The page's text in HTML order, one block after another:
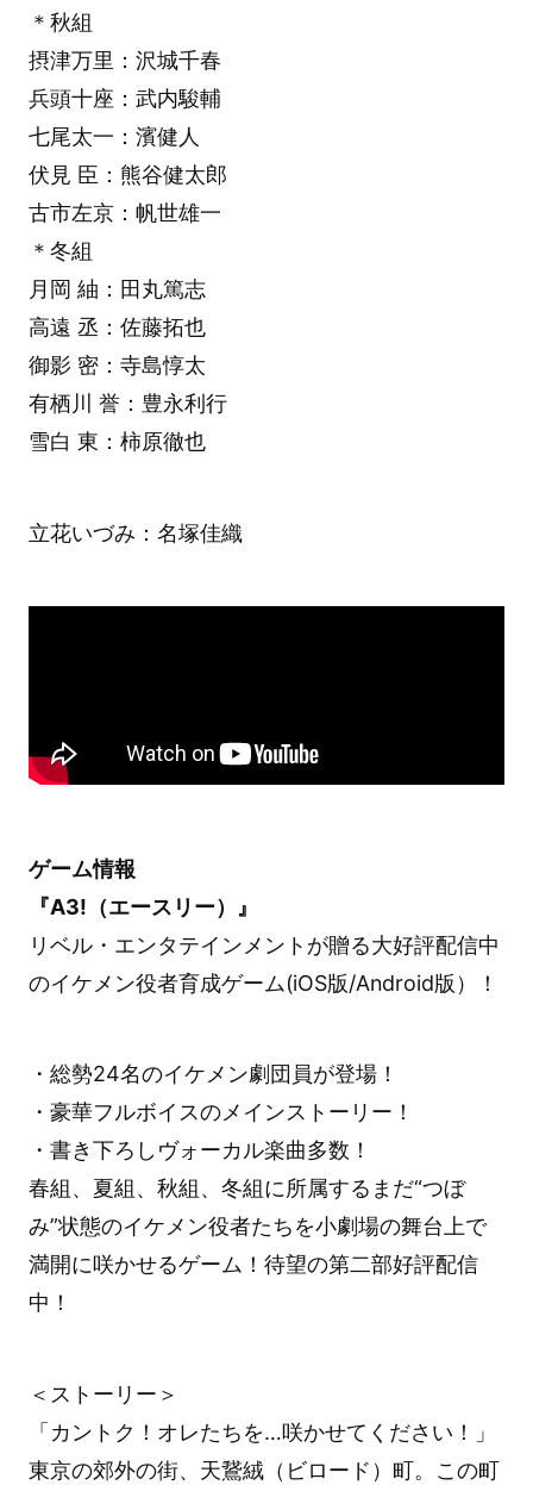
＊秋組
摂津万里：沢城千春
兵頭十座：武内駿輔
七尾太一：濱健人
伏見 臣：熊谷健太郎
古市左京：帆世雄一
＊冬組
月岡 紬：田丸篤志
高遠 丞：佐藤拓也
御影 密：寺島惇太
有栖川 誉：豊永利行
雪白 東：柿原徹也
立花いづみ：名塚佳織
ゲーム情報
『A3!（エースリー）』
リベル・エンタテインメントが贈る大好評配信中
のイケメン役者育成ゲーム(iOS版/Android版）！
・総勢24名のイケメン劇団員が登場！
・豪華フルボイスのメインストーリー！
・書き下ろしヴォーカル楽曲多数！
春組、夏組、秋組、冬組に所属するまだ“つぼ
み”状態のイケメン役者たちを小劇場の舞台上で
満開に咲かせるゲーム！待望の第二部好評配信
中！
＜ストーリー＞
「カントク！オレたちを…咲かせてください！」
東京の郊外の街、天鵞絨（ビロード）町。この町